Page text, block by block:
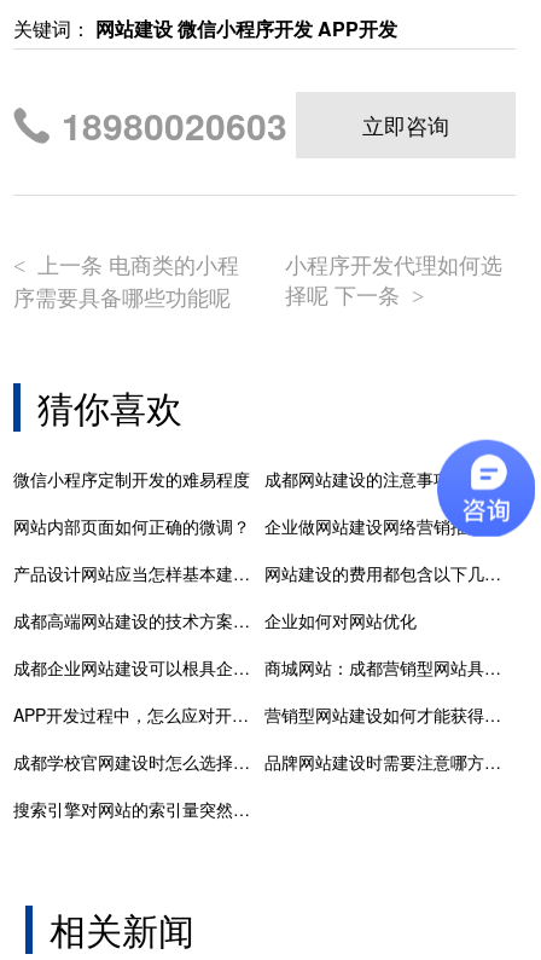
关键词： 网站建设 微信小程序开发 APP开发
18980020603 立即咨询
<
上一条 电商类的小程
序需要具备哪些功能呢
小程序开发代理如何选
择呢 下一条 >
猜你喜欢
微信小程序定制开发的难易程度
成都网站建设的注意事项和基本原则是什么
网站内部页面如何正确的微调？
企业做网站建设网络营销推广的五大思路有哪些
产品设计网站应当怎样基本建设才有实际效果呢?
网站建设的费用都包含以下几个方面
成都高端网站建设的技术方案有哪些内容？
企业如何对网站优化
成都企业网站建设可以根具企业的特点来选择建设网站
商城网站：成都营销型网站具有哪些特点
APP开发过程中，怎么应对开发需求变更
营销型网站建设如何才能获得用户的认可
成都学校官网建设时怎么选择专业可靠的公司
品牌网站建设时需要注意哪方面问题
搜索引擎对网站的索引量突然下降的原因有哪些
相关新闻